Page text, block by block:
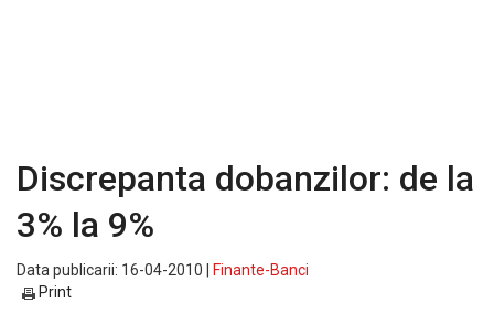
Discrepanta dobanzilor: de la
3% la 9%
Data publicarii: 16-04-2010 |
Finante-Banci
Print